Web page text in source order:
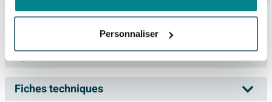
Personnaliser
Description
Looox Wood collection Duo étagères
murales 120x46cm - 2 pièces - Avec porte-
serviettes noir mat - chêne massif Old grey
Spécifications
Numéro d'article
Fiches techniques